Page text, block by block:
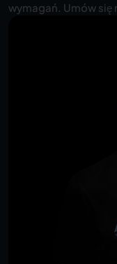
wymagań. Umów